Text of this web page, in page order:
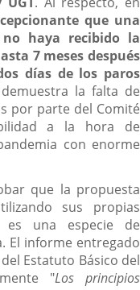
que una
haya recibido la
7 meses después
días de los paros
la falta de
por parte del Comité
a la hora de
con enorme
que la propuesta
sus propias
es una especie de
El informe entregado
Estatuto Básico del
"Los principios